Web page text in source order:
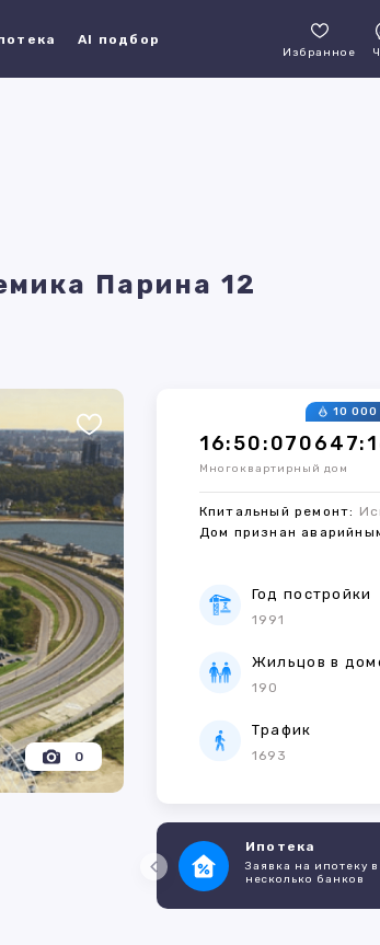
AI подбор
Избранное
Парина 12
0
10 000
Многоквартирный дом
Кпитальный ремонт:
Дом признан
Год постройки
1991
Жильцов в
190
Трафик
1693
Ипотека
Заявка на ипотеку в
несколько банков